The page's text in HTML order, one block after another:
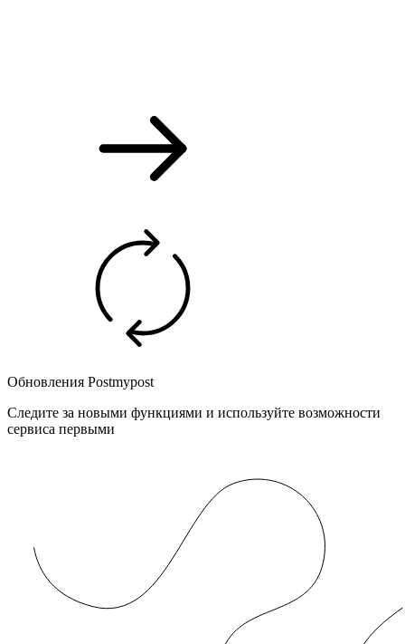
Обновления Postmypost
Следите за новыми функциями и используйте возможности
сервиса первыми